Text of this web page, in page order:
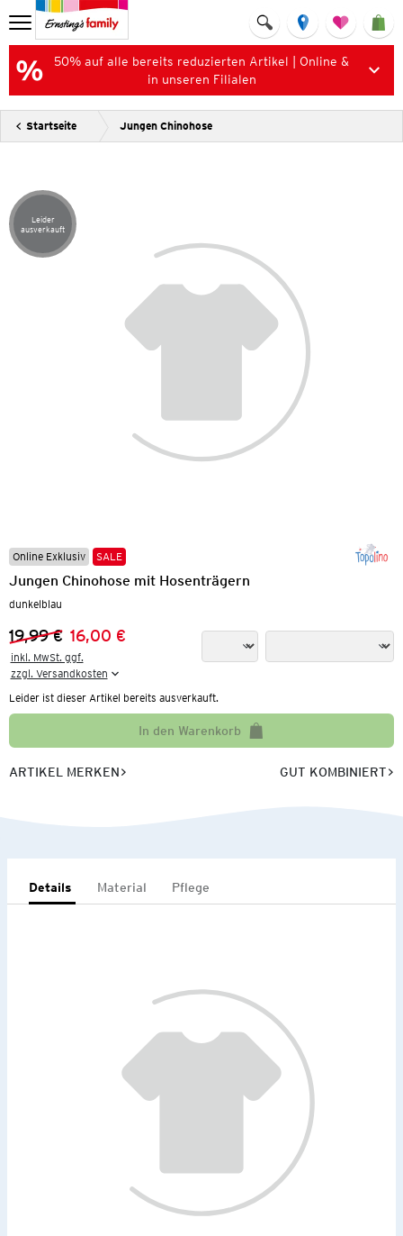
50% auf alle bereits reduzierten Artikel | Online &
in unseren Filialen
Startseite Jungen Chinohose
Artikel leider ausverkauft
Leider
ausverkauft
Online Exklusiv SALE
Jungen Chinohose mit Hosenträgern
dunkelblau
Vorheriger Preis:
19,99 €
Neuer Preis:
16,00 €
inkl. MwSt. ggf.
zzgl. Versandkosten
Leider ist dieser Artikel bereits ausverkauft.
In den Warenkorb
ARTIKEL MERKEN GUT KOMBINIERT
Details Material Pflege